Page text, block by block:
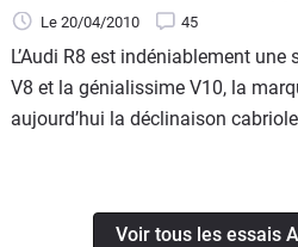
Le 20/04/2010 45
L’Audi R8 est indéniablement une
V8 et la génialissime V10, la
aujourd’hui la déclinaison
Voir tous les essais